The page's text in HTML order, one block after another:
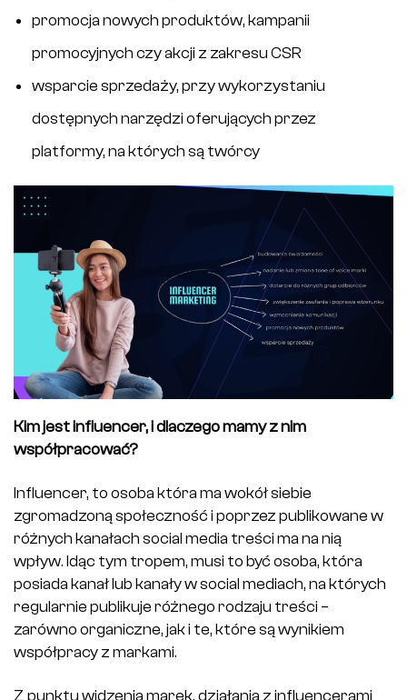
promocja nowych produktów, kampanii
promocyjnych czy akcji z zakresu CSR
wsparcie sprzedaży, przy wykorzystaniu
dostępnych narzędzi oferujących przez
platformy, na których są twórcy
Kim jest influencer, i dlaczego mamy z nim
współpracować?
Influencer, to osoba która ma wokół siebie
zgromadzoną społeczność i poprzez publikowane w
różnych kanałach social media treści ma na nią
wpływ. Idąc tym tropem, musi to być osoba, która
posiada kanał lub kanały w social mediach, na których
regularnie publikuje różnego rodzaju treści –
zarówno organiczne, jak i te, które są wynikiem
współpracy z markami.
Z punktu widzenia marek, działania z influencerami